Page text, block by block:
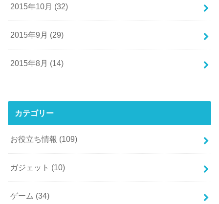
2015年10月 (32)
2015年9月 (29)
2015年8月 (14)
カテゴリー
お役立ち情報 (109)
ガジェット (10)
ゲーム (34)